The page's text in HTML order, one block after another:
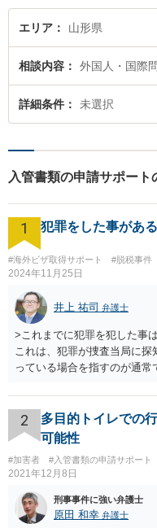
伝い
エリア
山形県
相談内容 外国人・国際
詳細条件 未選択
入管書類の申請サポー
1 犯罪をした事があ
#海外ビザ取得サポート #脱税事件
2024年11月25日
井上 祐司 弁護士
>これまでに犯罪を犯した事
これは、犯罪が捜査当局に
っている場合を指すのが通
2
多目的トイレでの
可能性
#加害者 #入管書類の申請サポート
2021年12月8日
刑事事件に強い弁護士
原田 和幸 弁護士